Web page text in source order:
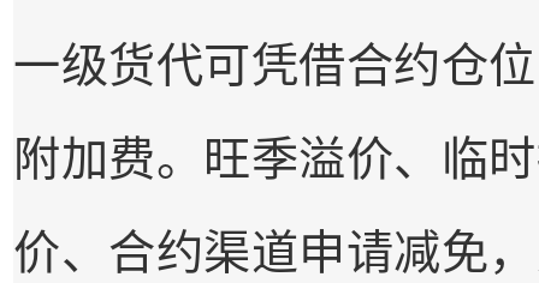
一级货代可凭借合约仓
附加费。旺季溢价、临
价、合约渠道申请减免